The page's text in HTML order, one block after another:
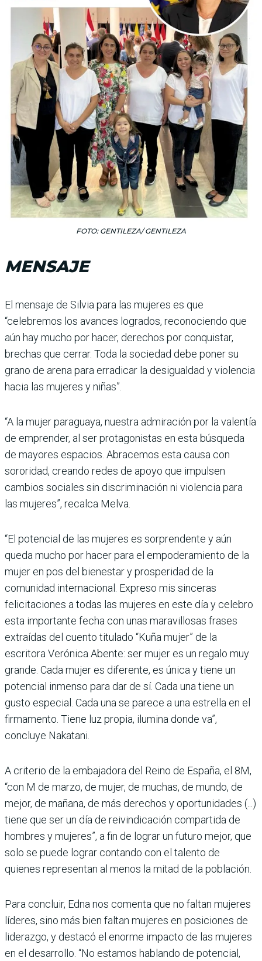
FOTO: GENTILEZA/ GENTILEZA
MENSAJE
El mensaje de Silvia para las mujeres es que
“celebremos los avances logrados, reconociendo que
aún hay mucho por hacer, derechos por conquistar,
brechas que cerrar. Toda la sociedad debe poner su
grano de arena para erradicar la desigualdad y violencia
hacia las mujeres y niñas”.
“A la mujer paraguaya, nuestra admiración por la valentía
de emprender, al ser protagonistas en esta búsqueda
de mayores espacios. Abracemos esta causa con
sororidad, creando redes de apoyo que impulsen
cambios sociales sin discriminación ni violencia para
las mujeres”, recalca Melva.
“El potencial de las mujeres es sorprendente y aún
queda mucho por hacer para el empoderamiento de la
mujer en pos del bienestar y prosperidad de la
comunidad internacional. Expreso mis sinceras
felicitaciones a todas las mujeres en este día y celebro
esta importante fecha con unas maravillosas frases
extraídas del cuento titulado “Kuña mujer” de la
escritora Verónica Abente: ser mujer es un regalo muy
grande. Cada mujer es diferente, es única y tiene un
potencial inmenso para dar de sí. Cada una tiene un
gusto especial. Cada una se parece a una estrella en el
firmamento. Tiene luz propia, ilumina donde va”,
concluye Nakatani.
A criterio de la embajadora del Reino de España, el 8M,
“con M de marzo, de mujer, de muchas, de mundo, de
mejor, de mañana, de más derechos y oportunidades (...)
tiene que ser un día de reivindicación compartida de
hombres y mujeres”, a fin de lograr un futuro mejor, que
solo se puede lograr contando con el talento de
quienes representan al menos la mitad de la población.
Para concluir, Edna nos comenta que no faltan mujeres
líderes, sino más bien faltan mujeres en posiciones de
liderazgo, y destacó el enorme impacto de las mujeres
en el desarrollo. “No estamos hablando de potencial,